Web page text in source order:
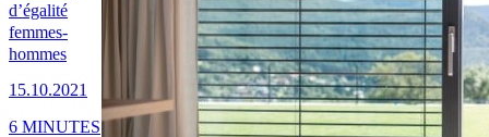
d’égalité
femmes-
hommes
15.10.2021
6 MINUTES